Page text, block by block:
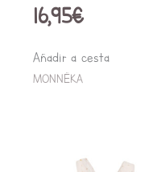
16,95€
Añadir a cestaproducto
MONNËKA
Este